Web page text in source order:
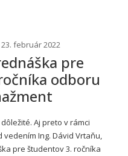
február 2022
pre
odboru
Aj preto v rámci
Ing. Dávid Vrtaňu,
pre študentov 3. ročníka